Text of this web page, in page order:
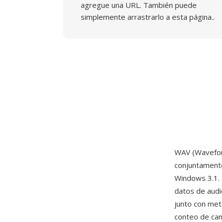
agregue una URL. También puede
simplemente arrastrarlo a esta página..
WAV
Windows
datos de
junto con
conteo de